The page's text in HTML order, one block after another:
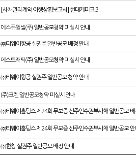
[사채관리계약 이행상황보고서] 현대케피코 3
에스퓨얼셀(주) 일반공모청약 미실시 안내
㈜티웨이항공 실권주 일반공모 배정 안내
에스트래픽(주) 일반공모청약 미실시 안내
㈜티웨이항공 실권주 일반공모 청약 안내
(주)코렌 일반공모청약 미실시 안내
㈜티웨이홀딩스 제24회 무보증 신주인수권부사채 일반공모 배
㈜티웨이홀딩스 제24회 무보증 신주인수권부사채 일반공모 안
㈜한창 실권주 일반공모 배정 안내